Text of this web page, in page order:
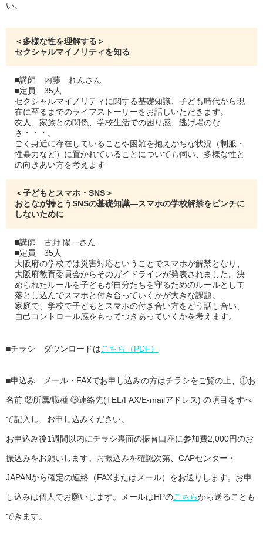
い。
＜多様な性を理解する＞
セクシャルマイノリティを知る
■講師 内藤 れんさん
■定員 35人
セクシャルマイノリティに関する基礎知識、子ども時代から現
在に至るまでのライフストーリーをお話しいただきます。
友人、家族との関係、学校生活での困り感、逃げ場のな
さ・・・。
ごく身近に存在していることや困難を抱えがちな状況（制服・
性暴力など）に置かれていることについても伺い、多様な性と
の向きあい方を考えます
＜子どもとスマホ・SNS＞
おとなが持とうSNSの基礎知識―スマホの学校解禁をピンチに
しないために
■講師 古野 陽一さん
■定員 35人
大阪府の学校では災害対応ということでスマホが解禁となり、
大阪府教育委員会からそのガイドラインが発表されました。決
められたルールを子どもが自分たちを守るためのルールとして
落とし込んでスマホと付き合っていくかが大きな課題。
家庭で、学校で子どもとスマホの付き合い方をどう話し合い、
自己コントロール感をもってつきあっていくかを考えます。
■チラシ ダウンロードはこちら（PDF）
■申込み メール・FAXでお申し込みの方はチラシをご覧の上、①お
名前 ②所属/職種 ③連絡先(TEL/FAX/E-mailアドレス) の項目をすべ
て記入し、お申し込みください。
お申込み後1週間以内にチラシ裏面の振替口座に参加費2,000円のお
振込みをお願いします。お振込みを確認次第、CAPセンター・
JAPANから確定の連絡（FAXまたはメール）をお送りします。お申
し込みは個人でお願いします。メールはHPのこちらから送ることも
できます。